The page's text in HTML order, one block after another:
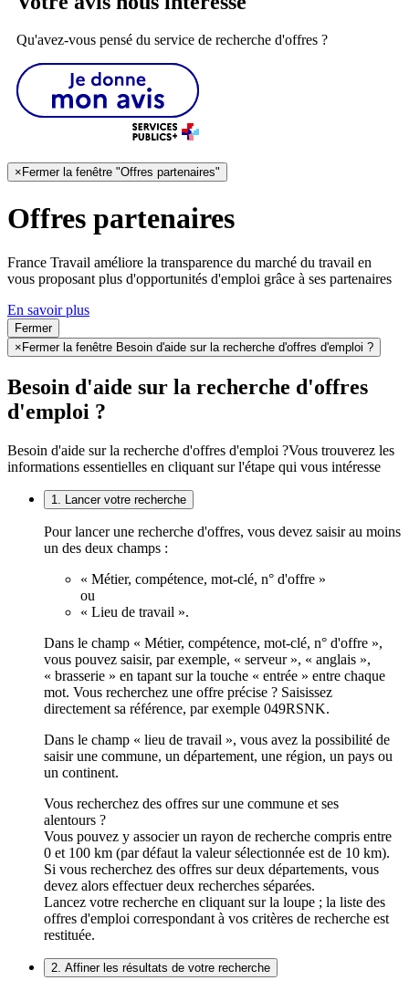
Qu'avez-vous pensé du service de recherche d'offres ?
× Fermer la fenêtre "Offres partenaires"
Offres partenaires
France Travail améliore la transparence du marché du travail en
vous proposant plus d'opportunités d'emploi grâce à ses partenaires
En savoir plus
Fermer
× Fermer la fenêtre Besoin d'aide sur la recherche d'offres d'emploi ?
Besoin d'aide sur la recherche d'offres
d'emploi ?
Besoin d'aide sur la recherche d'offres d'emploi ?Vous trouverez les
informations essentielles en cliquant sur l'étape qui vous intéresse
1. Lancer votre recherche
Pour lancer une recherche d'offres, vous devez saisir au moins
un des deux champs :
« Métier, compétence, mot-clé, n° d'offre »
ou
« Lieu de travail ».
Dans le champ « Métier, compétence, mot-clé, n° d'offre »,
vous pouvez saisir, par exemple, « serveur », « anglais »,
« brasserie » en tapant sur la touche « entrée » entre chaque
mot. Vous recherchez une offre précise ? Saisissez
directement sa référence, par exemple 049RSNK.
Dans le champ « lieu de travail », vous avez la possibilité de
saisir une commune, un département, une région, un pays ou
un continent.
Vous recherchez des offres sur une commune et ses
alentours ?
Vous pouvez y associer un rayon de recherche compris entre
0 et 100 km (par défaut la valeur sélectionnée est de 10 km).
Si vous recherchez des offres sur deux départements, vous
devez alors effectuer deux recherches séparées.
Lancez votre recherche en cliquant sur la loupe ; la liste des
offres d'emploi correspondant à vos critères de recherche est
restituée.
2. Affiner les résultats de votre recherche